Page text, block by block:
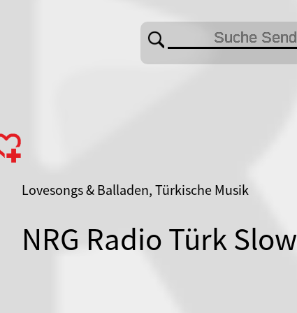
Lovesongs & Balladen, Türkische Musik
NRG Radio Türk Slow